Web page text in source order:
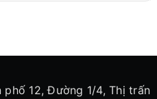
12, Đường 1/4, Thị trấn